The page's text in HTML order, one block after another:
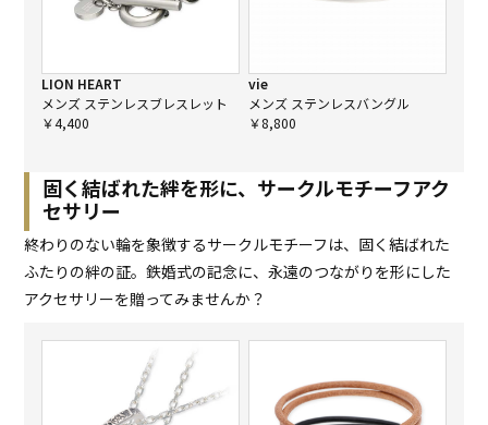
LION HEART
メンズ ステンレスブレスレット
￥4,400
vie
メンズ ステンレスバングル
￥8,800
固く結ばれた絆を形に、サークルモチーフアク
セサリー
終わりのない輪を象徴するサークルモチーフは、固く結ばれた
ふたりの絆の証。鉄婚式の記念に、永遠のつながりを形にした
アクセサリーを贈ってみませんか？